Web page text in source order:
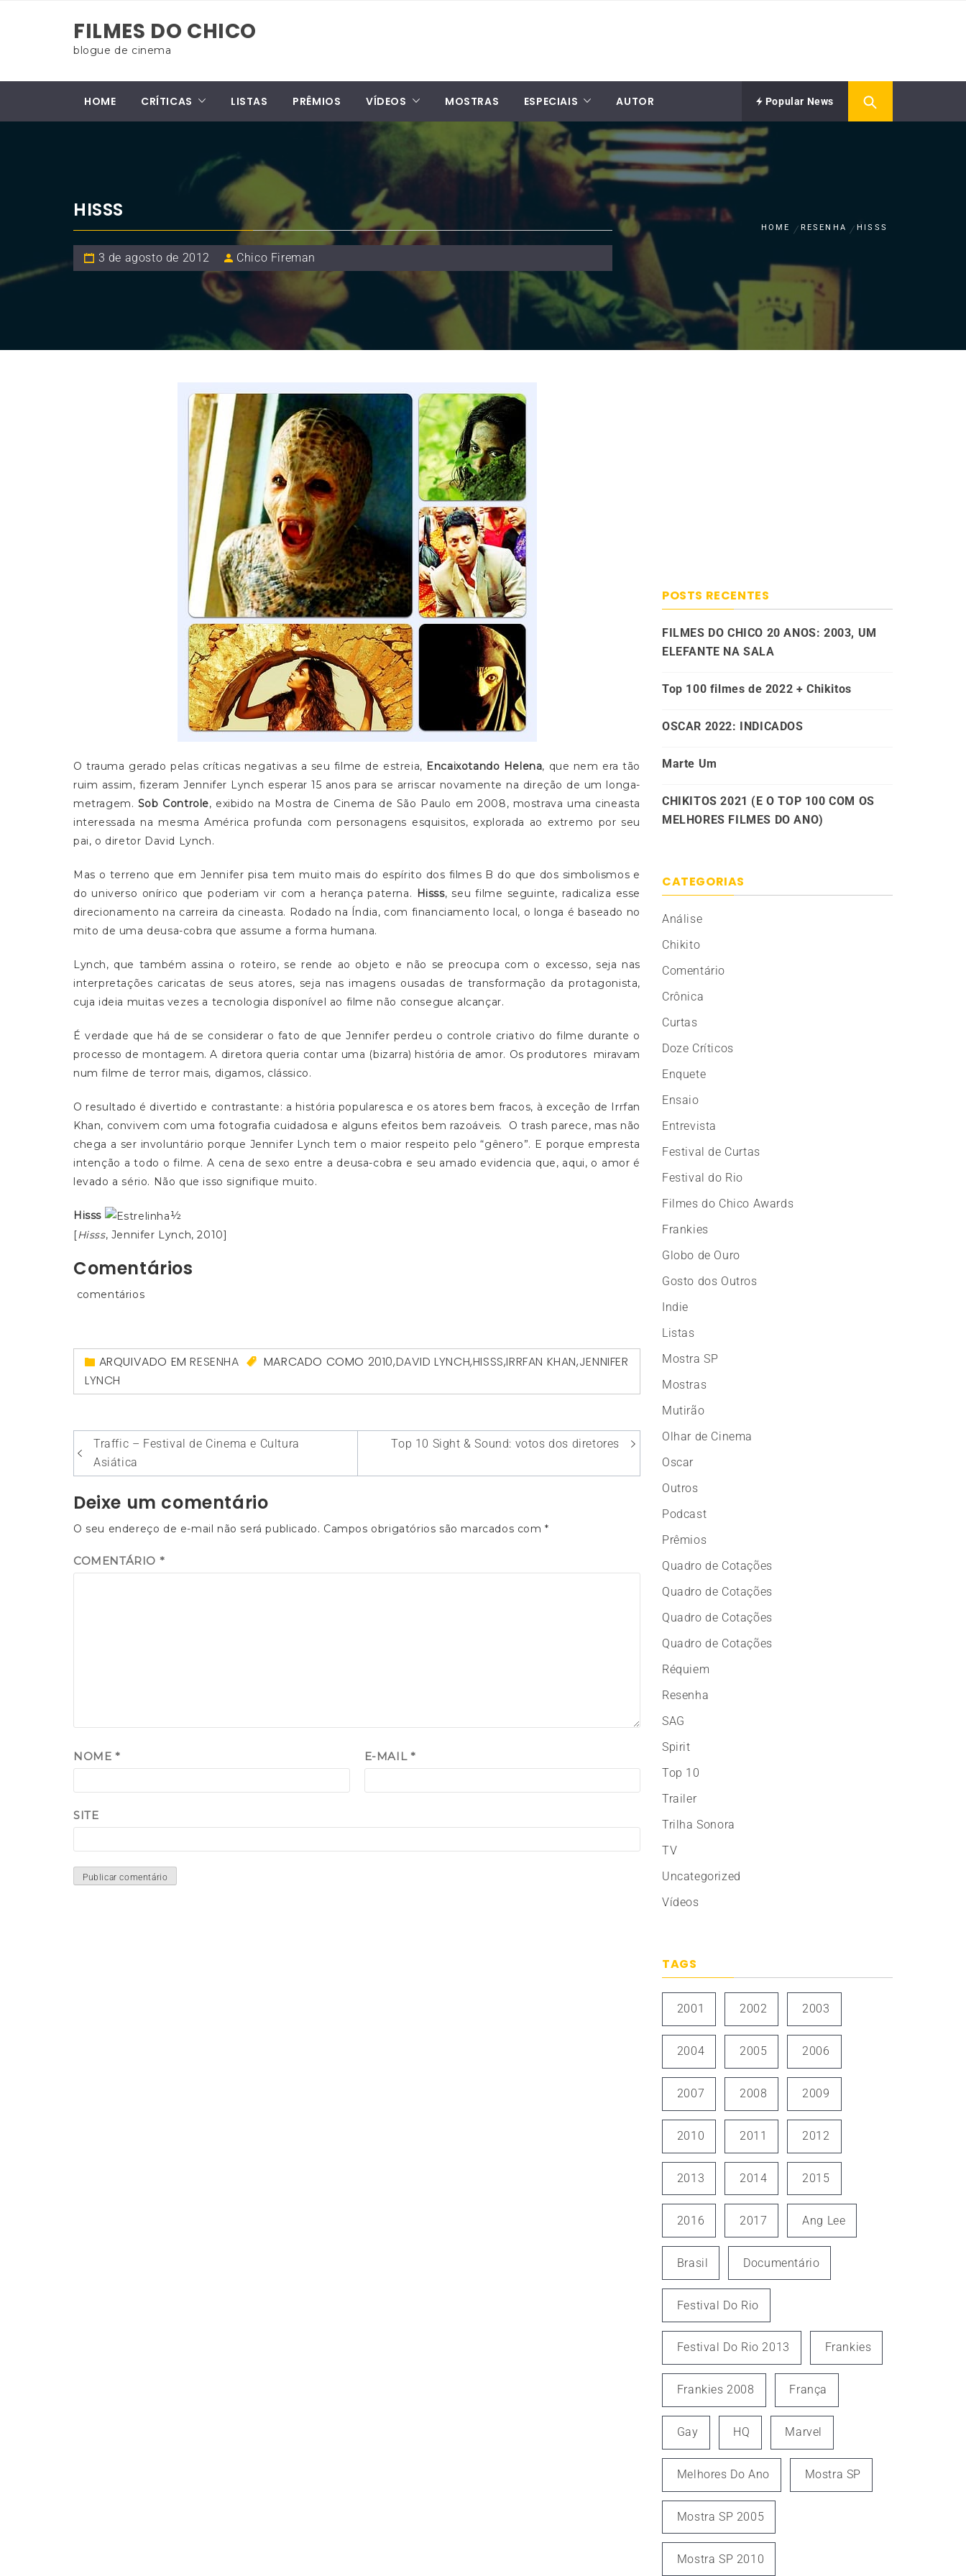
FILMES DO CHICO
blogue de cinema
HOME CRÍTICAS LISTAS PRÊMIOS VÍDEOS MOSTRAS ESPECIAIS AUTOR Popular News
HISSS
3 de agosto de 2012 Chico Fireman
HOME RESENHA HISSS
O trauma gerado pelas críticas negativas a seu filme de estreia, Encaixotando Helena, que nem era tão
ruim assim, fizeram Jennifer Lynch esperar 15 anos para se arriscar novamente na direção de um longa-
metragem. Sob Controle, exibido na Mostra de Cinema de São Paulo em 2008, mostrava uma cineasta
interessada na mesma América profunda com personagens esquisitos, explorada ao extremo por seu
pai, o diretor David Lynch.
Mas o terreno que em Jennifer pisa tem muito mais do espírito dos filmes B do que dos simbolismos e
do universo onírico que poderiam vir com a herança paterna. Hisss, seu filme seguinte, radicaliza esse
direcionamento na carreira da cineasta. Rodado na Índia, com financiamento local, o longa é baseado no
mito de uma deusa-cobra que assume a forma humana.
Lynch, que também assina o roteiro, se rende ao objeto e não se preocupa com o excesso, seja nas
interpretações caricatas de seus atores, seja nas imagens ousadas de transformação da protagonista,
cuja ideia muitas vezes a tecnologia disponível ao filme não consegue alcançar.
É verdade que há de se considerar o fato de que Jennifer perdeu o controle criativo do filme durante o
processo de montagem. A diretora queria contar uma (bizarra) história de amor. Os produtores miravam
num filme de terror mais, digamos, clássico.
O resultado é divertido e contrastante: a história popularesca e os atores bem fracos, à exceção de Irrfan
Khan, convivem com uma fotografia cuidadosa e alguns efeitos bem razoáveis. O trash parece, mas não
chega a ser involuntário porque Jennifer Lynch tem o maior respeito pelo “gênero”. E porque empresta
intenção a todo o filme. A cena de sexo entre a deusa-cobra e seu amado evidencia que, aqui, o amor é
levado a sério. Não que isso signifique muito.
Hisss
½
[Hisss, Jennifer Lynch, 2010]
Comentários
comentários
ARQUIVADO EMRESENHA MARCADO COMO 2010,DAVID LYNCH,HISSS,IRRFAN KHAN,JENNIFER
LYNCH
Navegação
de
Post
Traffic – Festival de Cinema e Cultura
Asiática
Top 10 Sight & Sound: votos dos diretores
Deixe um comentário
O seu endereço de e-mail não será publicado. Campos obrigatórios são marcados com*
COMENTÁRIO *
NOME * E-MAIL *
SITE
POSTS RECENTES
FILMES DO CHICO 20 ANOS: 2003, UM
ELEFANTE NA SALA
Top 100 filmes de 2022 + Chikitos
OSCAR 2022: INDICADOS
Marte Um
CHIKITOS 2021 (E O TOP 100 COM OS
MELHORES FILMES DO ANO)
CATEGORIAS
Análise
Chikito
Comentário
Crônica
Curtas
Doze Críticos
Enquete
Ensaio
Entrevista
Festival de Curtas
Festival do Rio
Filmes do Chico Awards
Frankies
Globo de Ouro
Gosto dos Outros
Indie
Listas
Mostra SP
Mostras
Mutirão
Olhar de Cinema
Oscar
Outros
Podcast
Prêmios
Quadro de Cotações
Quadro de Cotações
Quadro de Cotações
Quadro de Cotações
Réquiem
Resenha
SAG
Spirit
Top 10
Trailer
Trilha Sonora
TV
Uncategorized
Vídeos
TAGS
2001 2002 2003
2004 2005 2006
2007 2008 2009
2010 2011 2012
2013 2014 2015
2016 2017 Ang Lee
Brasil Documentário
Festival Do Rio
Festival Do Rio 2013 Frankies
Frankies 2008 França
Gay HQ Marvel
Melhores Do Ano Mostra SP
Mostra SP 2005
Mostra SP 2010